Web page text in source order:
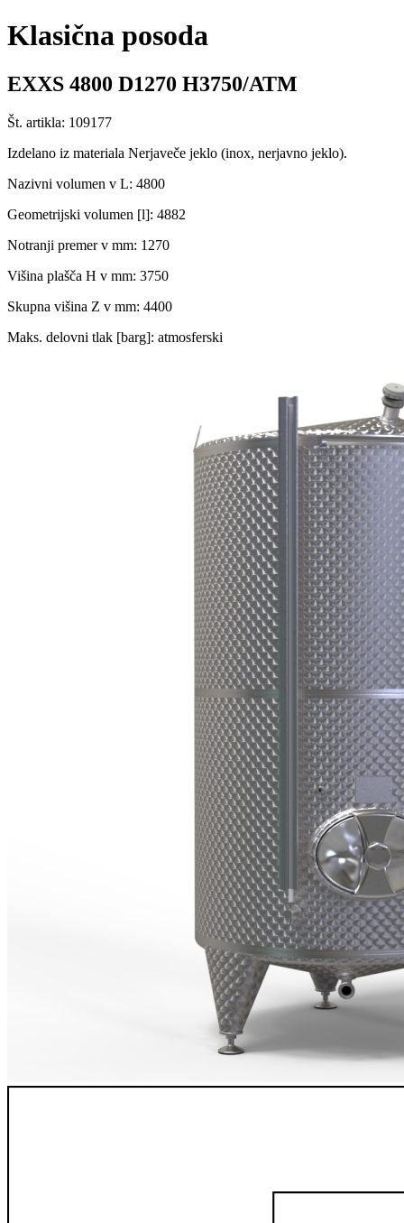
Klasična posoda
EXXS 4800 D1270 H3750/ATM
Št. artikla: 109177
Izdelano iz materiala Nerjaveče jeklo (inox, nerjavno jeklo).
Nazivni volumen v L: 4800
Geometrijski volumen [l]: 4882
Notranji premer v mm: 1270
Višina plašča H v mm: 3750
Skupna višina Z v mm: 4400
Maks. delovni tlak [barg]: atmosferski